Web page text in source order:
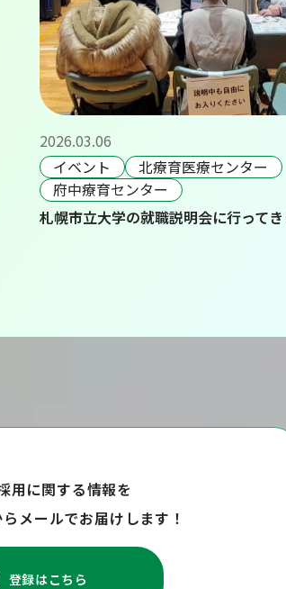
2026.03.06
イベント
北療育医療センター
府中療育センター
札幌市立大学の就職説明会に行ってき
用に関する情報を
メールでお届けします！
登録はこちら